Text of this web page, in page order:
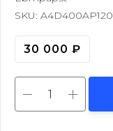
SKU:
30 000 ₽